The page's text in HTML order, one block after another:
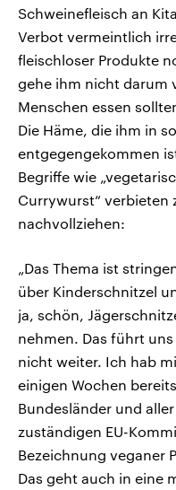
Schweinefleisch an
Verbot vermeintlich
fleischloser Produkte
gehe ihm nicht darum
Menschen essen
Die Häme, die ihm in
entgegengekommen
Begriffe wie
Currywurst“ verbieten
nachvollziehen:
„Das Thema ist
über Kinderschnitzel
ja, schön,
nehmen. Das führt
nicht weiter. Ich hab
einigen Wochen
Bundesländer und
zuständigen EU-
Bezeichnung veganer
Das geht auch in eine